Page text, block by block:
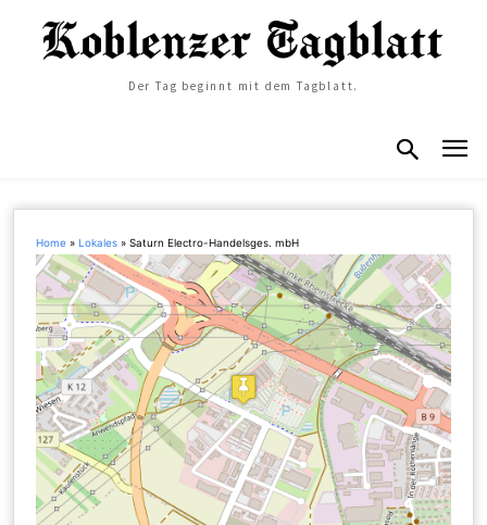
Der Tag beginnt mit dem Tagblatt.
Home »Lokales »Saturn Electro-Handelsges. mbH